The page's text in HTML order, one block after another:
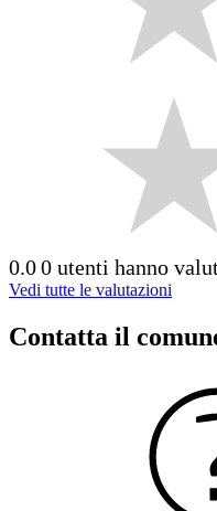
0.00 utenti hanno
Vedi tutte le valutazioni
Contatta il